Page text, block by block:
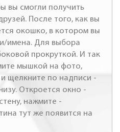
вы смогли получить
После того, как вы
окошко, в котором вы
имена. Для выбора
прокруткой. И так
мышкой на фото,
щелкните по надписи -
Откроется окно -
нажмите -
тут же появится на